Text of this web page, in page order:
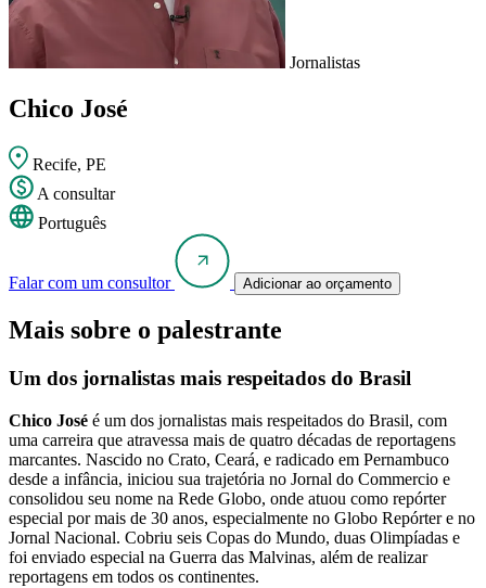
Jornalistas
Chico José
Recife, PE
A consultar
Português
Falar com um consultor Adicionar ao orçamento
Mais sobre o palestrante
Um dos jornalistas mais respeitados do Brasil
Chico José é um dos jornalistas mais respeitados do Brasil, com
uma carreira que atravessa mais de quatro décadas de reportagens
marcantes. Nascido no Crato, Ceará, e radicado em Pernambuco
desde a infância, iniciou sua trajetória no Jornal do Commercio e
consolidou seu nome na Rede Globo, onde atuou como repórter
especial por mais de 30 anos, especialmente no Globo Repórter e no
Jornal Nacional. Cobriu seis Copas do Mundo, duas Olimpíadas e
foi enviado especial na Guerra das Malvinas, além de realizar
reportagens em todos os continentes.